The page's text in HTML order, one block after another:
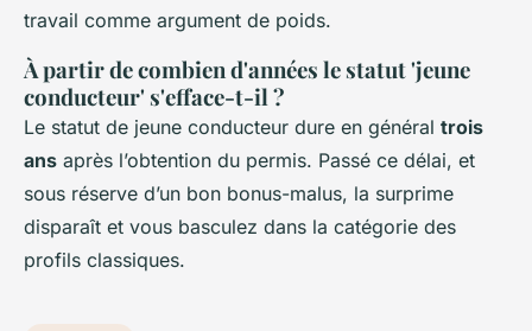
travail comme argument de poids.
À partir de combien d'années le statut 'jeune
conducteur' s'efface-t-il ?
Le statut de jeune conducteur dure en général trois
ans après l’obtention du permis. Passé ce délai, et
sous réserve d’un bon bonus-malus, la surprime
disparaît et vous basculez dans la catégorie des
profils classiques.